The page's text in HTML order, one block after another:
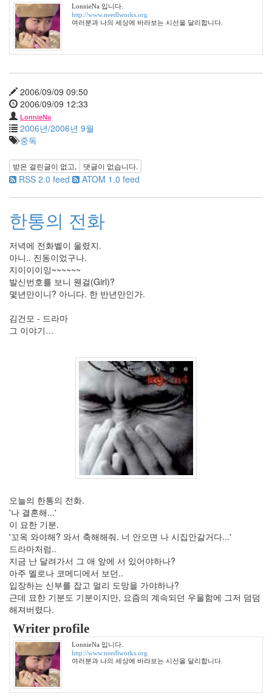
LonnieNa 입니다.
http://www.needlworks.org
여러분과 나의 세상에 바라보는 시선을 달리합니다.
2006/09/09 09:50
2006/09/09 12:33
LonnieNa
2006년/2006년 9월
중독
받은 걸린글이 없고, 댓글이 없습니다.
RSS 2.0 feed ATOM 1.0 feed
한통의 전화
저녁에 전화벨이 울렸지.
아니.. 진동이었구나.
지이이이잉~~~~~~
발신번호를 보니 웬걸(Girl)?
몇년만이니? 아니다. 한 반년만인가.
김건모 - 드라마
그 이야기…
오늘의 한통의 전화.
'나 결혼해...'
이 묘한 기분.
'꼬옥 와야해? 와서 축해해줘. 너 안오면 나 시집안갈거다...'
드라마처럼..
지금 난 달려가서 그 애 앞에 서 있어야하나?
아주 멜로나 코메디에서 보던..
입장하는 신부를 잡고 멀리 도망을 가야하나?
근데 묘한 기분도 기분이지만, 요즘의 계속되던 우울함에 그저 덤덤
해져버렸다.
Writer profile
LonnieNa 입니다.
http://www.needlworks.org
여러분과 나의 세상에 바라보는 시선을 달리합니다.
2011
년
4
월
2011
5
월
2
2011
년
6
월
3
2011
7
월
5
2011
년
8
월
2011
년
2011
년
12
월
3
2012
년
1
월
3
년
2
월
1
2012
년